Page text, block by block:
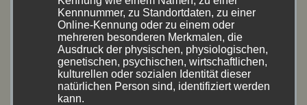
September 2020(1)
August 2020(18)
Juli 2020(1)
Kennnummer, zu Standortdaten, zu einer
Online-Kennung oder zu einem oder
mehreren besonderen Merkmalen, die
Ausdruck der physischen, physiologischen,
genetischen, psychischen, wirtschaftlichen,
kulturellen oder sozialen Identität dieser
natürlichen Person sind, identifiziert werden
kann.